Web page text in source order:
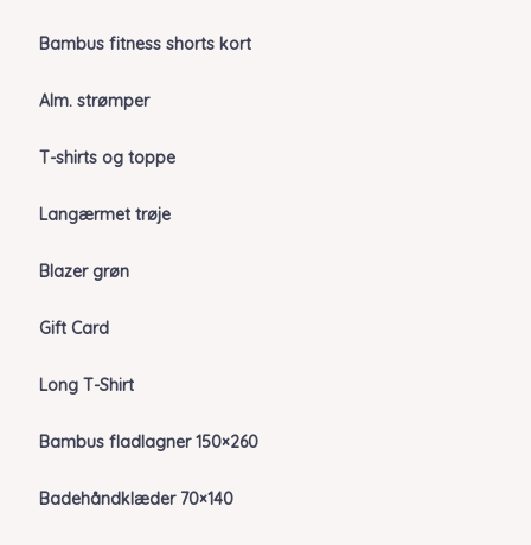
Bambus fitness shorts kort
Alm. strømper
T-shirts og toppe
Langærmet trøje
Blazer grøn
Gift Card
Long T-Shirt
Bambus fladlagner 150×260
Badehåndklæder 70×140